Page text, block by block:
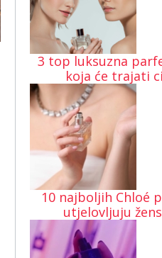
3 top luksuzna
koja će trajati
10 najboljih Chloé
utjelovljuju